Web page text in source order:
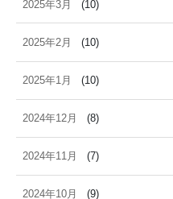
2025年3月 (10)
2025年2月 (10)
2025年1月 (10)
2024年12月 (8)
2024年11月 (7)
2024年10月 (9)